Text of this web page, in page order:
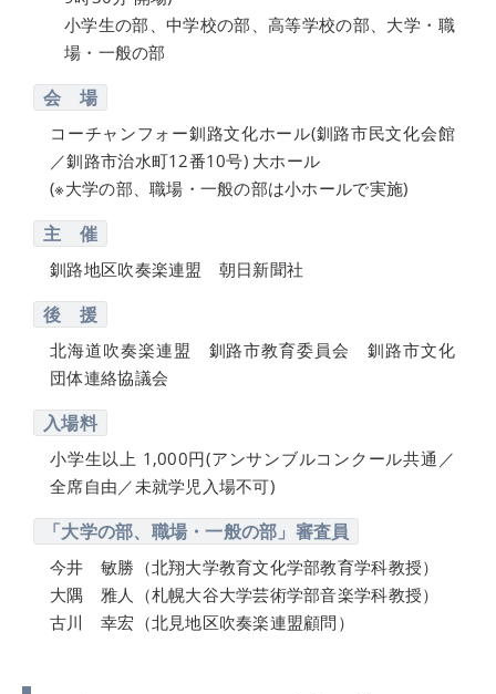
小学生の部、中学校の部、高等学校の部、大学・職
場・一般の部
会 場
コーチャンフォー釧路文化ホール(釧路市民文化会館
／釧路市治水町12番10号) 大ホール
(※大学の部、職場・一般の部は小ホールで実施)
主 催
釧路地区吹奏楽連盟 朝日新聞社
後 援
北海道吹奏楽連盟 釧路市教育委員会 釧路市文化
団体連絡協議会
入場料
小学生以上 1,000円(アンサンブルコンクール共通／
全席自由／未就学児入場不可)
「大学の部、職場・一般の部」審査員
今井 敏勝（北翔大学教育文化学部教育学科教授）
大隅 雅人（札幌大谷大学芸術学部音楽学科教授）
古川 幸宏（北見地区吹奏楽連盟顧問）